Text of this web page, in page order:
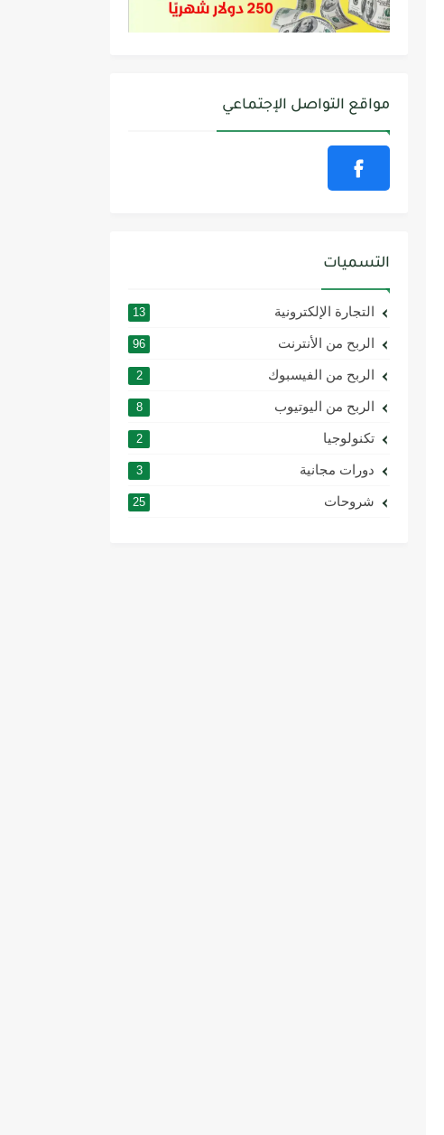
مواقع التواصل الإجتماعي
التسميات
التجارة الإلكترونية 13
الربح من الأنترنت 96
الربح من الفيسبوك 2
الربح من اليوتيوب 8
تكنولوجيا 2
دورات مجانية 3
شروحات 25